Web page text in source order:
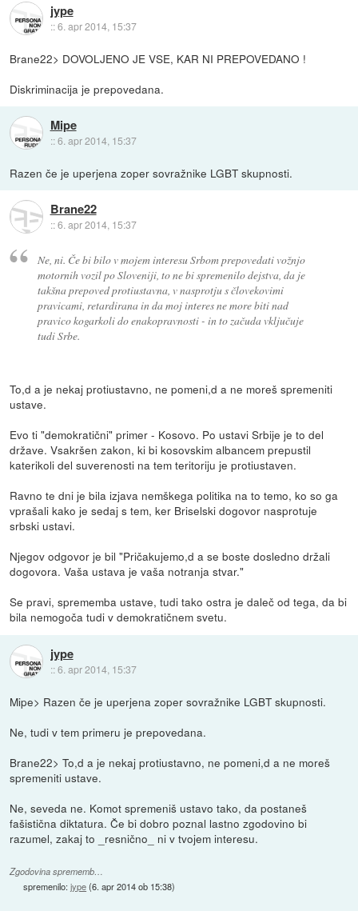
jype
::6. apr 2014, 15:37
Brane22> DOVOLJENO JE VSE, KAR NI PREPOVEDANO !
Diskriminacija je prepovedana.
Mipe
::6. apr 2014, 15:37
Razen če je uperjena zoper sovražnike LGBT skupnosti.
Brane22
::6. apr 2014, 15:37
Ne, ni. Če bi bilo v mojem interesu Srbom prepovedati vožnjo
motornih vozil po Sloveniji, to ne bi spremenilo dejstva, da je
takšna prepoved protiustavna, v nasprotju s človekovimi
pravicami, retardirana in da moj interes ne more biti nad
pravico kogarkoli do enakopravnosti - in to začuda vključuje
tudi Srbe.
To,d a je nekaj protiustavno, ne pomeni,d a ne moreš spremeniti
ustave.
Evo ti "demokratični" primer - Kosovo. Po ustavi Srbije je to del
države. Vsakršen zakon, ki bi kosovskim albancem prepustil
katerikoli del suverenosti na tem teritoriju je protiustaven.
Ravno te dni je bila izjava nemškega politika na to temo, ko so ga
vprašali kako je sedaj s tem, ker Briselski dogovor nasprotuje
srbski ustavi.
Njegov odgovor je bil "Pričakujemo,d a se boste dosledno držali
dogovora. Vaša ustava je vaša notranja stvar."
Se pravi, sprememba ustave, tudi tako ostra je daleč od tega, da bi
bila nemogoča tudi v demokratičnem svetu.
jype
::6. apr 2014, 15:37
Mipe> Razen če je uperjena zoper sovražnike LGBT skupnosti.
Ne, tudi v tem primeru je prepovedana.
Brane22> To,d a je nekaj protiustavno, ne pomeni,d a ne moreš
spremeniti ustave.
Ne, seveda ne. Komot spremeniš ustavo tako, da postaneš
fašistična diktatura. Če bi dobro poznal lastno zgodovino bi
razumel, zakaj to _resnično_ ni v tvojem interesu.
Zgodovina sprememb…
spremenilo:jype(6. apr 2014 ob 15:38)